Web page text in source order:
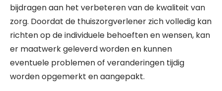
bijdragen aan het verbeteren van de kwaliteit van
zorg. Doordat de thuiszorgverlener zich volledig kan
richten op de individuele behoeften en wensen, kan
er maatwerk geleverd worden en kunnen
eventuele problemen of veranderingen tijdig
worden opgemerkt en aangepakt.